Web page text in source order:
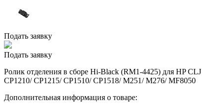
Подать заявку
Подать заявку
Ролик отделения в сборе Hi-Black (RM1-4425) для HP CLJ
CP1210/ CP1215/ CP1510/ CP1518/ M251/ M276/ MF8050
Дополнительная информация о товаре: